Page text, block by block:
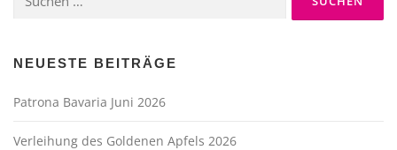
nach:
NEUESTE BEITRÄGE
Patrona Bavaria Juni 2026
Verleihung des Goldenen Apfels 2026